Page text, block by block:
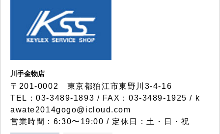
川手金物店
〒201-0002 東京都狛江市東野川3-4-16
TEL：03-3489-1893 / FAX：03-3489-1925 / k
awate2014gogo@icloud.com
営業時間：6:30〜19:00 / 定休日：土・日・祝